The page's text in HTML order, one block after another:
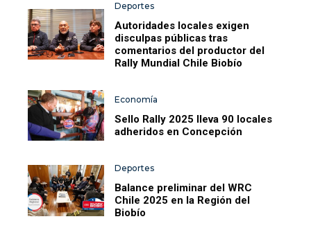
Deportes
Autoridades locales exigen
disculpas públicas tras
comentarios del productor del
Rally Mundial Chile Biobío
Economía
Sello Rally 2025 lleva 90 locales
adheridos en Concepción
Deportes
Balance preliminar del WRC
Chile 2025 en la Región del
Biobío